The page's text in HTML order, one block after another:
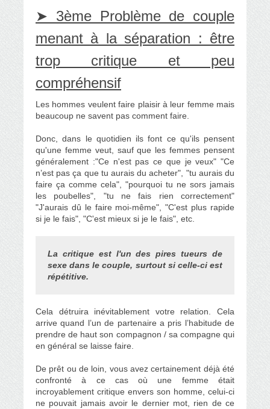
➤ 3ème Problème de couple
menant à la séparation : être
trop critique et peu
compréhensif
Les hommes veulent faire plaisir à leur femme mais
beaucoup ne savent pas comment faire.
Donc, dans le quotidien ils font ce qu'ils pensent
qu'une femme veut, sauf que les femmes pensent
généralement :"Ce n'est pas ce que je veux" "Ce
n’est pas ça que tu aurais du acheter", "tu aurais du
faire ça comme cela", "pourquoi tu ne sors jamais
les poubelles", "tu ne fais rien correctement"
"J'aurais dû le faire moi-même", "C'est plus rapide
si je le fais", "C'est mieux si je le fais", etc.
La critique est l'un des pires tueurs de
sexe dans le couple, surtout si celle-ci est
répétitive.
Cela détruira inévitablement votre relation. Cela
arrive quand l’un de partenaire a pris l’habitude de
prendre de haut son compagnon / sa compagne qui
en général se laisse faire.
De prêt ou de loin, vous avez certainement déjà été
confronté à ce cas où une femme était
incroyablement critique envers son homme, celui-ci
ne pouvait jamais avoir le dernier mot, rien de ce